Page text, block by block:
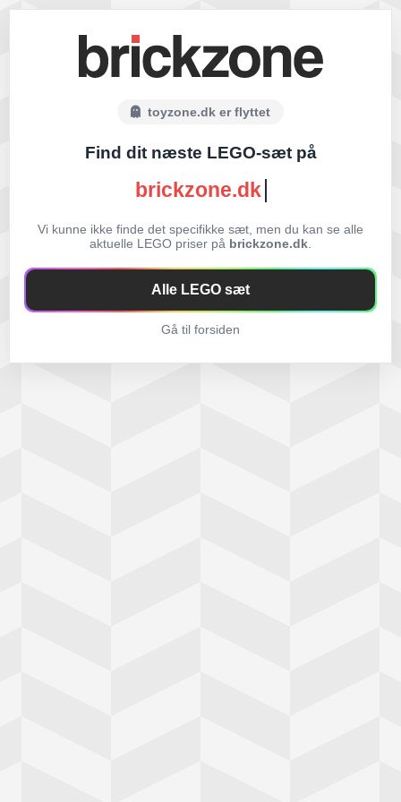
toyzone.dk er flyttet
Find dit næste LEGO-sæt på
brickzone.dk
Vi kunne ikke finde det specifikke sæt, men du kan se alle
aktuelle LEGO priser på brickzone.dk
Alle LEGO sæt
Gå til forsiden